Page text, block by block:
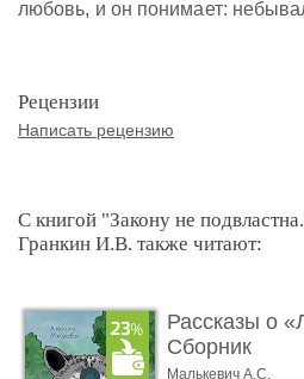
любовь, и он понимает:
Рецензии
Написать рецензию
С книгой "Закону не
Гранкин И.В. также читают:
Рассказы о
Сборник
Малькевич А.С.